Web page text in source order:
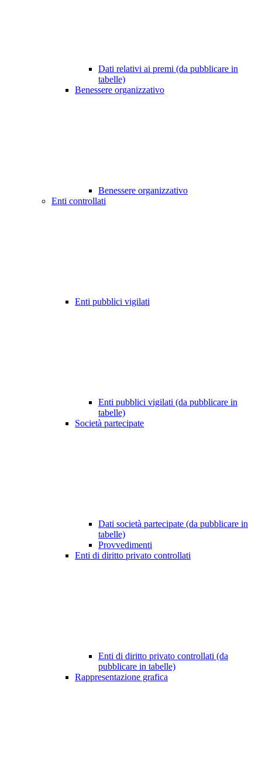
Dati relativi ai premi (da pubblicare in
tabelle)
Benessere organizzativo
Benessere organizzativo
Enti controllati
Enti pubblici vigilati
Enti pubblici vigilati (da pubblicare in
tabelle)
Società partecipate
Dati società partecipate (da pubblicare in
tabelle)
Provvedimenti
Enti di diritto privato controllati
Enti di diritto privato controllati (da
pubblicare in tabelle)
Rappresentazione grafica